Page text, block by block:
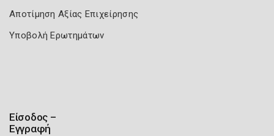
Αποτίμηση Αξίας Επιχείρησης
Υποβολή Ερωτημάτων
Είσοδος –
Εγγραφή